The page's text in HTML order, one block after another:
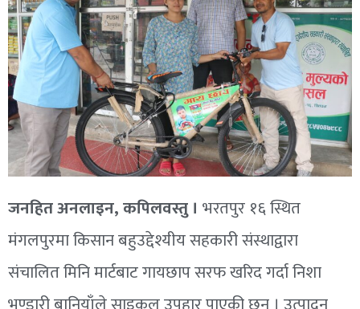
जनहित अनलाइन, कपिलवस्तु । भरतपुर १६ स्थित
मंगलपुरमा किसान बहुउद्देश्यीय सहकारी संस्थाद्वारा
संचालित मिनि मार्टबाट गायछाप सरफ खरिद गर्दा निशा